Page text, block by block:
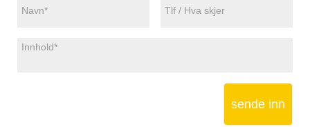
sende inn